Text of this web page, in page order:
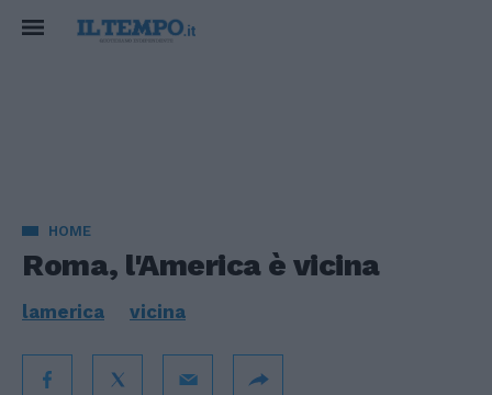
HOME
Roma, l'America è vicina
lamerica vicina